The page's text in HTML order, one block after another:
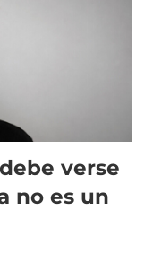
verse
no es un